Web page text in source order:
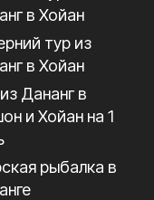
в Хойан
тур из
в Хойан
Дананг в
и Хойан на 1
рыбалка в